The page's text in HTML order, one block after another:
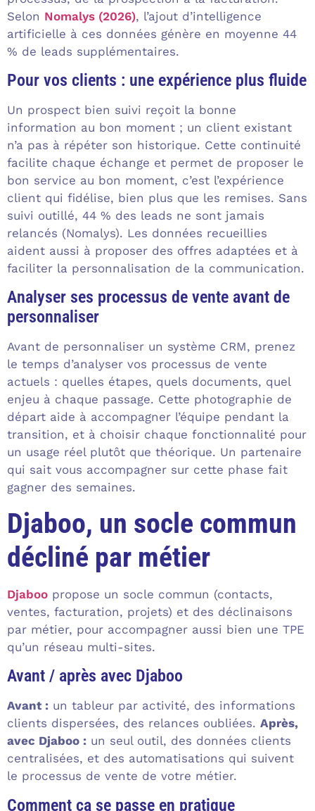
Selon Nomalys (2026), l’ajout d’intelligence
artificielle à ces données génère en moyenne 44
% de leads supplémentaires.
Pour vos clients : une expérience plus fluide
Un prospect bien suivi reçoit la bonne
information au bon moment ; un client existant
n’a pas à répéter son historique. Cette continuité
facilite chaque échange et permet de proposer le
bon service au bon moment, c’est l’expérience
client qui fidélise, bien plus que les remises. Sans
suivi outillé, 44 % des leads ne sont jamais
relancés (Nomalys). Les données recueillies
aident aussi à proposer des offres adaptées et à
faciliter la personnalisation de la communication.
Analyser ses processus de vente avant de
personnaliser
Avant de personnaliser un système CRM, prenez
le temps d’analyser vos processus de vente
actuels : quelles étapes, quels documents, quel
enjeu à chaque passage. Cette photographie de
départ aide à accompagner l’équipe pendant la
transition, et à choisir chaque fonctionnalité pour
un usage réel plutôt que théorique. Un partenaire
qui sait vous accompagner sur cette phase fait
gagner des semaines.
Djaboo, un socle commun
décliné par métier
Djaboo propose un socle commun (contacts,
ventes, facturation, projets) et des déclinaisons
par métier, pour accompagner aussi bien une TPE
qu’un réseau multi-sites.
Avant / après avec Djaboo
Avant : un tableur par activité, des informations
clients dispersées, des relances oubliées. Après,
avec Djaboo : un seul outil, des données clients
centralisées, et des automatisations qui suivent
le processus de vente de votre métier.
Comment ça se passe en pratique